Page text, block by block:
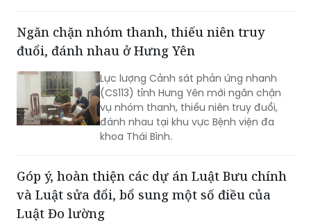
cơ sở y tế, sự hài lòng của người bệnh
không chỉ là mục tiêu hướng tới mà
đánh giá chất lượng hoạt động của
mỗi đơn vị.
Ngăn chặn nhóm thanh, thiếu niên truy
đuổi, đánh nhau ở Hưng Yên
Lực lượng Cảnh sát phản ứng nhanh
(CS113) tỉnh Hưng Yên mới ngăn chặn
vụ nhóm thanh, thiếu niên truy đuổi,
đánh nhau tại khu vực Bệnh viện đa
khoa Thái Bình.
Góp ý, hoàn thiện các dự án Luật Bưu chính
và Luật sửa đổi, bổ sung một số điều của
Luật Đo lường